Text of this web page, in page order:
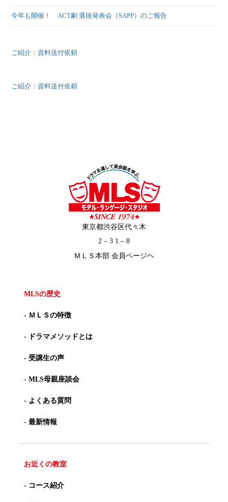
今年も開催！ ACT劇 選抜発表会（SAPP）のご報告
ご紹介：資料送付依頼
ご紹介：資料送付依頼
東京都渋谷区代々木
2 – 3 1 – 8
ＭＬＳ本部 会員ページヘ
MLSの歴史
- ＭＬＳの特徴
- ドラマメソッドとは
- 受講生の声
- MLS母親座談会
- よくある質問
- 最新情報
お近くの教室
- コース紹介